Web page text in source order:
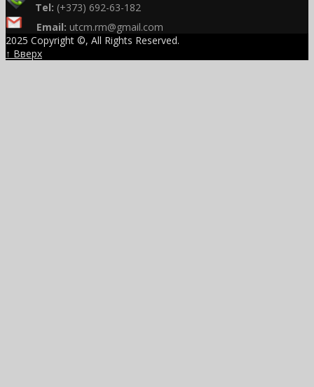
Tel: (+373) 692-63-182
Email: utcm.rm@gmail.com
2025 Copyright ©, All Rights Reserved.
↑ Вверх